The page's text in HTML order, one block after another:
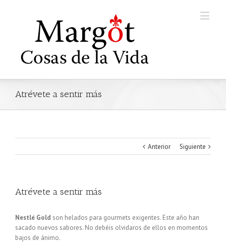
Atrévete a sentir más
Anterior Siguiente
Atrévete a sentir más
Nestlé Gold son helados para gourmets exigentes. Este año han
sacado nuevos sabores. No debéis olvidaros de ellos en momentos
bajos de ánimo.